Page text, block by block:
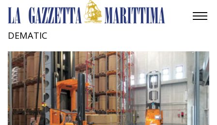
MOBILITÀ
INDUSTRIA
RICERCA
DEMATIC